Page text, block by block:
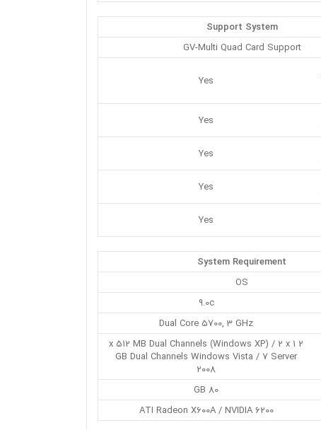
Support System
GV-Multi Quad Card Support
Yes
Yes
Yes
Yes
Yes
System Requirement
OS
9.0c
Dual Core 5700, 3 GHz
2 x 512 MB Dual Channels (Windows XP) / 2 x 1
GB Dual Channels Windows Vista / 7 Server
2008
80 GB
ATI Radeon X600A / NVIDIA 6200